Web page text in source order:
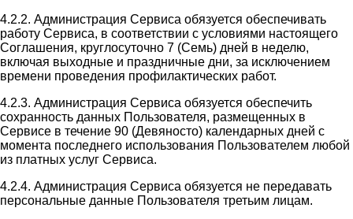
4.2.2. Администрация Сервиса обязуется обеспечивать
работу Сервиса, в соответствии с условиями настоящего
Соглашения, круглосуточно 7 (Семь) дней в неделю,
включая выходные и праздничные дни, за исключением
времени проведения профилактических работ.
4.2.3. Администрация Сервиса обязуется обеспечить
сохранность данных Пользователя, размещенных в
Сервисе в течение 90 (Девяносто) календарных дней с
момента последнего использования Пользователем любой
из платных услуг Сервиса.
4.2.4. Администрация Сервиса обязуется не передавать
персональные данные Пользователя третьим лицам.